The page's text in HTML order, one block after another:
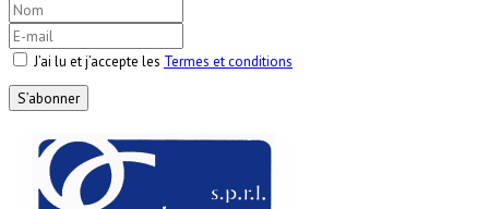
J’ai lu et j’accepte les Termes et conditions